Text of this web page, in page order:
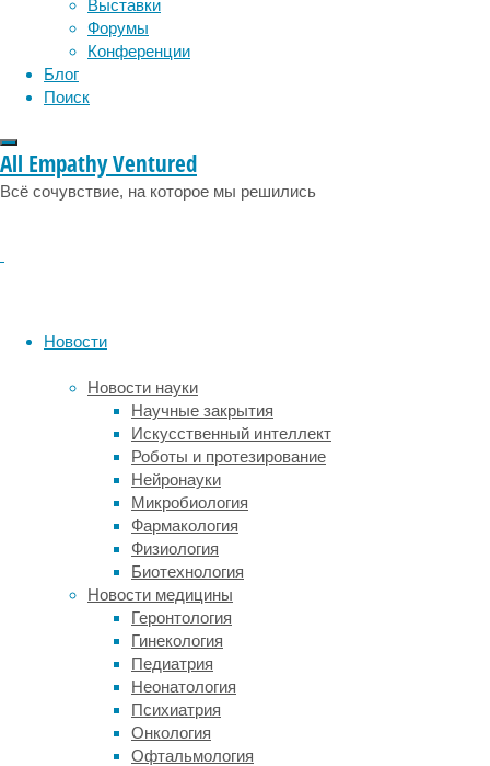
Выставки
Форумы
Конференции
Блог
Поиск
All Empathy Ventured
Всё сочувствие, на которое мы решились
Новости
Новости науки
Научные закрытия
Искусственный интеллект
Роботы и протезирование
Нейронауки
Микробиология
Фармакология
Физиология
Биотехнология
Новости медицины
Геронтология
Гинекология
Педиатрия
Неонатология
Психиатрия
Онкология
Офтальмология
пола
—
16
мужчин.
Перед
исследованием
параметров,
уровень
бурого
жира
организме,
температуру
кожи
тела.
Испытуемые
пять
часов
находились
комнате
физиология
эмоции